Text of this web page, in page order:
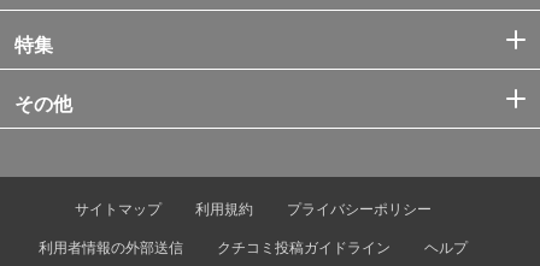
特集
その他
サイトマップ 利用規約
プライバシーポリシー
利用者情報の外部送信
クチコミ投稿ガイドライン
ヘルプ